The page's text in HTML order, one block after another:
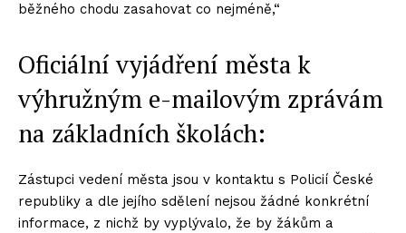
běžného chodu zasahovat co nejméně,“
Oficiální vyjádření města k
výhružným e-mailovým zprávám
na základních školách:
Zástupci vedení města jsou v kontaktu s Policií České
republiky a dle jejího sdělení nejsou žádné konkrétní
informace, z nichž by vyplývalo, že by žákům a